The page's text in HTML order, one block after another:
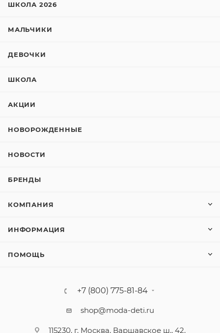
ШКОЛА 2026
МАЛЬЧИКИ
ДЕВОЧКИ
ШКОЛА
АКЦИИ
НОВОРОЖДЕННЫЕ
НОВОСТИ
БРЕНДЫ
КОМПАНИЯ
ИНФОРМАЦИЯ
ПОМОЩЬ
+7 (800) 775-81-84
shop@moda-deti.ru
115230, г. Москва, Варшавское ш., 42,